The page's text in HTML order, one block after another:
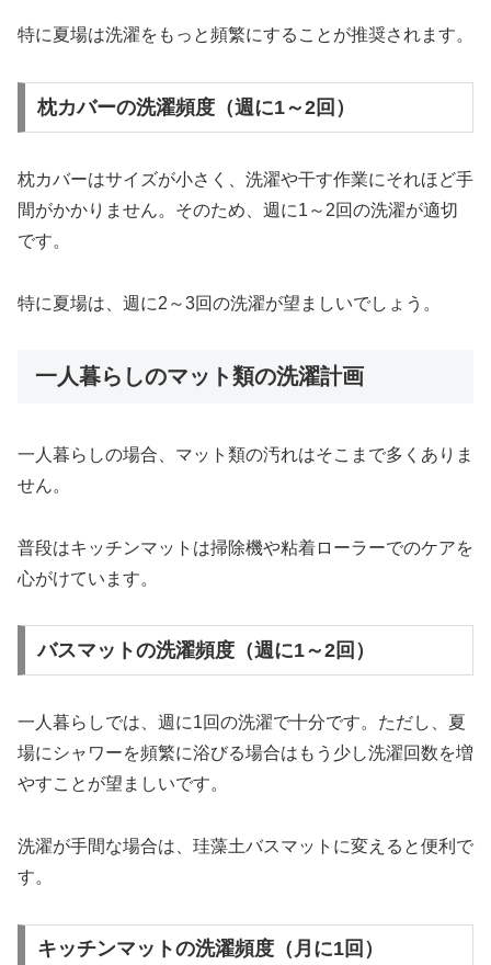
特に夏場は洗濯をもっと頻繁にすることが推奨されます。
枕カバーの洗濯頻度（週に1～2回）
枕カバーはサイズが小さく、洗濯や干す作業にそれほど手
間がかかりません。そのため、週に1～2回の洗濯が適切
です。
特に夏場は、週に2～3回の洗濯が望ましいでしょう。
一人暮らしのマット類の洗濯計画
一人暮らしの場合、マット類の汚れはそこまで多くありま
せん。
普段はキッチンマットは掃除機や粘着ローラーでのケアを
心がけています。
バスマットの洗濯頻度（週に1～2回）
一人暮らしでは、週に1回の洗濯で十分です。ただし、夏
場にシャワーを頻繁に浴びる場合はもう少し洗濯回数を増
やすことが望ましいです。
洗濯が手間な場合は、珪藻土バスマットに変えると便利で
す。
キッチンマットの洗濯頻度（月に1回）